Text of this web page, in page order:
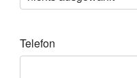
Telefon